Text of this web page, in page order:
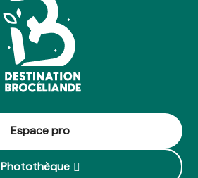
Espace pro
Photothèque